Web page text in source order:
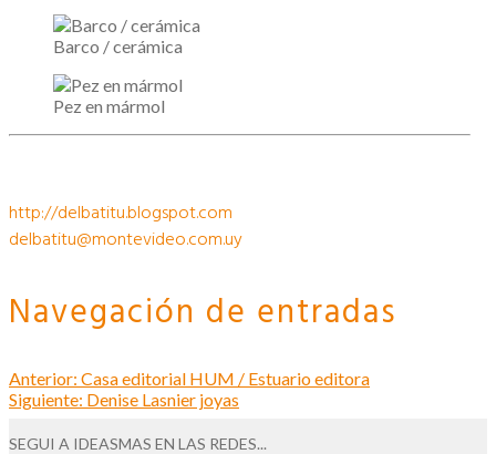
Barco / cerámica
Pez en mármol
http://delbatitu.blogspot.com
delbatitu@montevideo.com.uy
Navegación de entradas
Anterior: Casa editorial HUM / Estuario editora
Siguiente: Denise Lasnier joyas
SEGUI A IDEASMAS EN LAS REDES...